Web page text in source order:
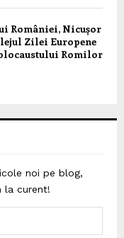
României, Nicușor
Zilei Europene
Romilor
noi pe blog,
la curent!